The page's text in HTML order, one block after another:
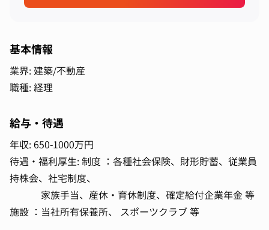
基本情報
業界: 建築/不動産
職種: 経理
給与・待遇
年収: 650-1000万円
待遇・福利厚生: 制度 ：各種社会保険、財形貯蓄、従業員
持株会、社宅制度、
家族手当、産休・育休制度、確定給付企業年金 等
施設 ：当社所有保養所、 スポーツクラブ 等